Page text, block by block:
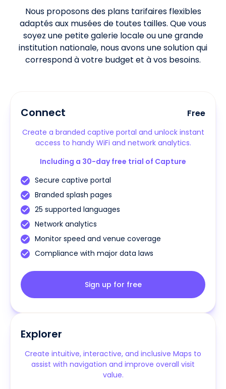
Nous proposons des plans tarifaires flexibles
adaptés aux musées de toutes tailles. Que vous
soyez une petite galerie locale ou une grande
institution nationale, nous avons une solution qui
correspond à votre budget et à vos besoins.
Connect Free
Create a branded captive portal and unlock instant
access to handy WiFi and network analytics.
Including a 30-day free trial of Capture
Secure captive portal
Branded splash pages
25 supported languages
Network analytics
Monitor speed and venue coverage
Compliance with major data laws
Sign up for free
Explorer
Create intuitive, interactive, and inclusive Maps to
assist with navigation and improve overall visit
value.